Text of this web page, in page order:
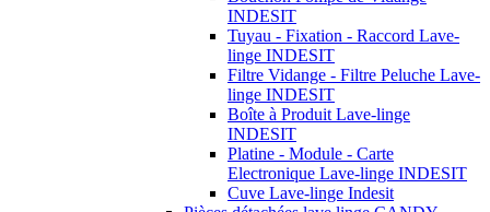
INDESIT
Tuyau - Fixation - Raccord Lave-
linge INDESIT
Filtre Vidange - Filtre Peluche Lave-
linge INDESIT
Boîte à Produit Lave-linge
INDESIT
Platine - Module - Carte
Electronique Lave-linge INDESIT
Cuve Lave-linge Indesit